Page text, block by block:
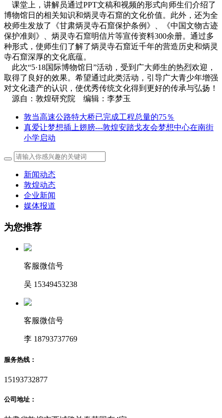
课堂上，讲解员通过PPT文稿和视频的形式向师生们介绍了
博物馆日的相关知识和炳灵寺石窟的文化价值。此外，还为全
校师生发放了《甘肃炳灵寺石窟保护条例》、《中国文物古迹
保护准则》、炳灵寺石窟明信片等宣传资料300余册。通过多
种形式，使师生们了解了炳灵寺石窟近千年的营造历史和炳灵
寺石窟深厚的文化底蕴。
此次“5·18国际博物馆日”活动，受到广大师生的热烈欢迎，
取得了良好的效果。希望通过此类活动，引导广大青少年增强
对文化遗产的认识，使优秀传统文化得到更好的传承与弘扬！
源自：敦煌研究院 编辑：李梦玉
敦当高速公路特大桥已完成工程总量的75％
真爱让梦想插上翅膀---敦煌安踏戈友会梦想中心在南街
小学启动
新闻动态
敦煌动态
企业新闻
媒体报道
为您推荐
客服微信号
吴 15349453238
客服微信号
李 18793737769
服务热线：
15193732877
公司地址：